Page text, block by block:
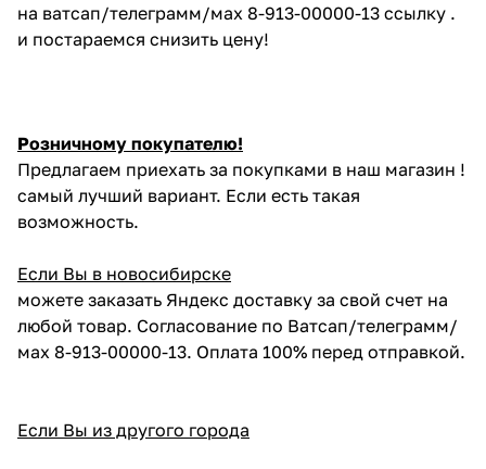
на ватсап/телеграмм/мах 8-913-00000-13 ссылку .
и постараемся снизить цену!
Розничному покупателю!
Предлагаем приехать за покупками в наш магазин !
самый лучший вариант. Если есть такая
возможность.
Если Вы в новосибирске
можете заказать Яндекс доставку за свой счет на
любой товар. Согласование по Ватсап/телеграмм/
мах 8-913-00000-13. Оплата 100% перед отправкой.
Если Вы из другого города